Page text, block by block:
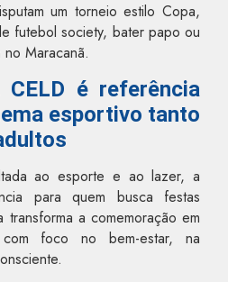
um torneio estilo Copa,
futebol society, bater papo ou
Maracanã.
é referência
esportivo tanto
ao esporte e ao lazer, a
para quem busca festas
transforma a comemoração em
foco no bem-estar, na